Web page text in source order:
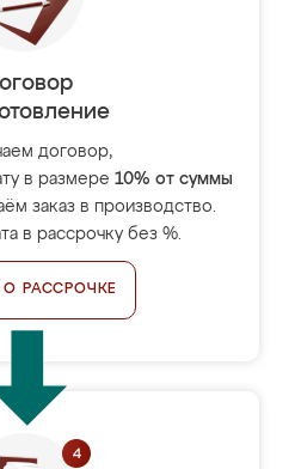
договор,
в размере 10% от суммы
заказ в производство.
в рассрочку без %.
О РАССРОЧКЕ